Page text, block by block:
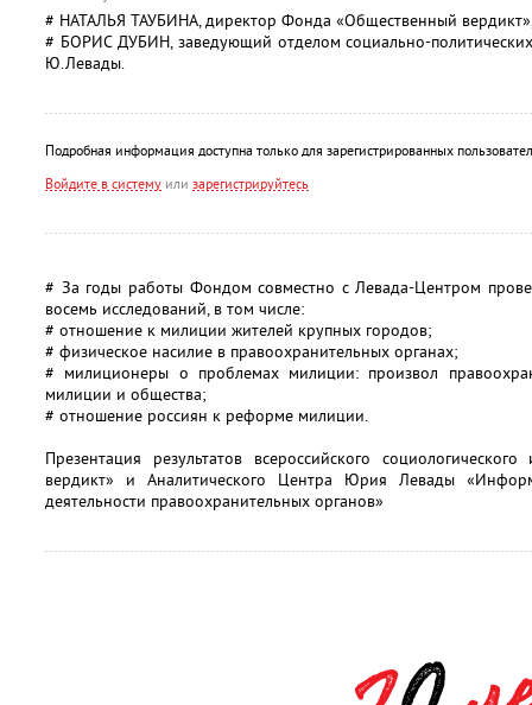
# НАТАЛЬЯ ТАУБИНА, директор Фонда «Общественный
# БОРИС ДУБИН, заведующий отделом социально-
Ю.Левады.
Подробная информация доступна только для зарегистрированных
Войдите в систему или зарегистрируйтесь
# За годы работы Фондом совместно с Левада-Центром
восемь исследований, в том числе:
# отношение к милиции жителей крупных городов;
# физическое насилие в правоохранительных органах;
# милиционеры о проблемах милиции: произвол
милиции и общества;
# отношение россиян к реформе милиции.
Презентация результатов всероссийского
вердикт» и Аналитического Центра Юрия Левады
деятельности правоохранительных органов»